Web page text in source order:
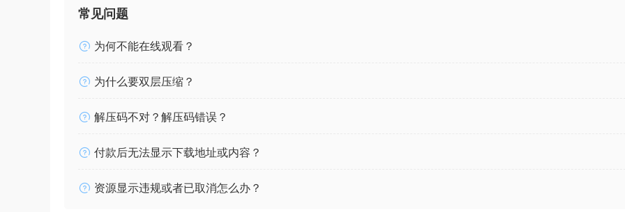
常见问题
为何不能在线观看？
为什么要双层压缩？
解压码不对？解压码错误？
付款后无法显示下载地址或内容？
资源显示违规或者已取消怎么办？